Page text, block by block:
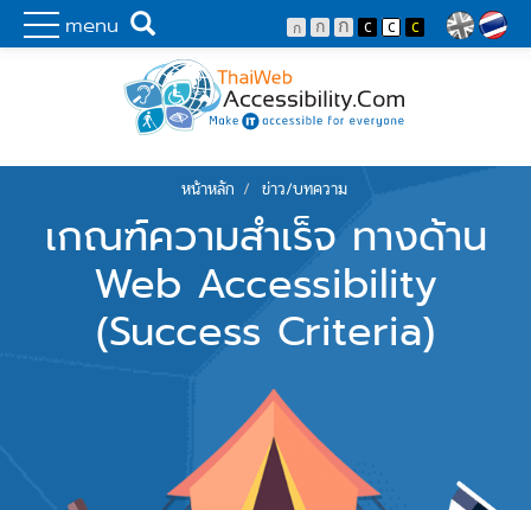
menu
Skip to main content
พัฒนาเว็บไซต์ที่ทุกคนเข้าถึงได้ที่แรก
Search
You are here
หน้าหลัก ข่าว/บทความ
เกณฑ์ความสำเร็จ ทางด้าน
Web Accessibility
(Success Criteria)